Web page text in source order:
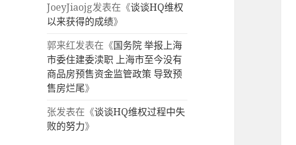
JoeyJiaojg发表在《谈谈HQ维权
以来获得的成绩》
郭来红发表在《国务院 举报上海
市委住建委渎职 上海市至今没有
商品房预售资金监管政策 导致预
售房烂尾》
张发表在《谈谈HQ维权过程中失
败的努力》